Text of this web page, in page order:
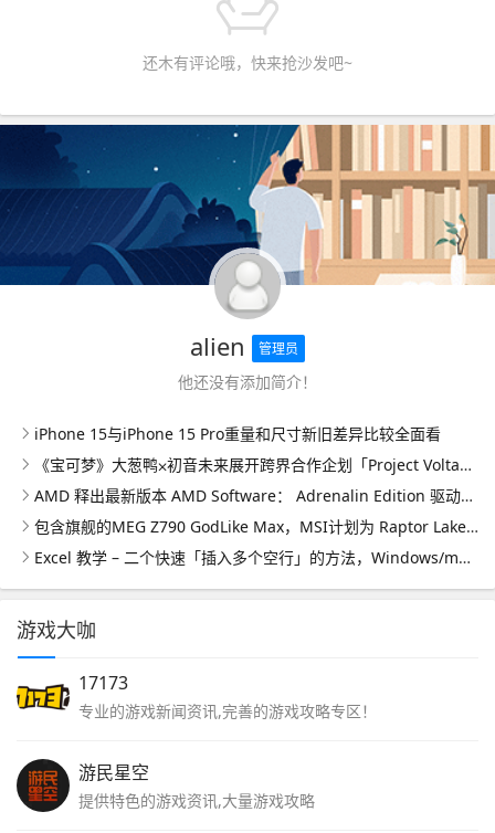
还木有评论哦，快来抢沙发吧~
alien 管理员
他还没有添加简介！
iPhone 15与iPhone 15 Pro重量和尺寸新旧差异比较全面看
《宝可梦》大葱鸭⨉初音未来展开跨界合作企划「Project Voltage」 并公开多首原创歌曲
AMD 释出最新版本 AMD Software： Adrenalin Edition 驱动软件为《星空 Starfield》带来效能提升
包含旗舰的MEG Z790 GodLike Max，MSI计划为 Raptor Lake-S Refresh 推 6 款 Z790 芯片主板
Excel 教学 – 二个快速「插入多个空行」的方法，Windows/macOS 版都适用
游戏大咖
17173
专业的游戏新闻资讯,完善的游戏攻略专区！
游民星空
提供特色的游戏资讯,大量游戏攻略